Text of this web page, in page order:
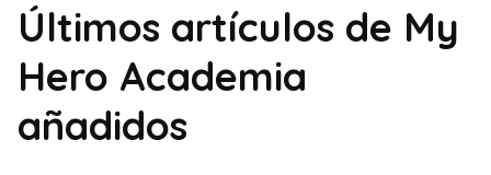
Últimos artículos de My
Hero Academia
añadidos